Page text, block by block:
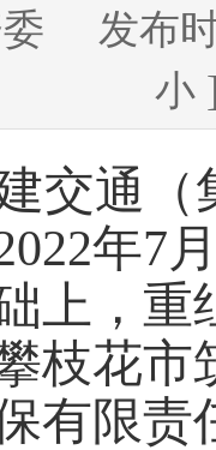
发布
小
交通（
年7
上，重
枝花市
有限责